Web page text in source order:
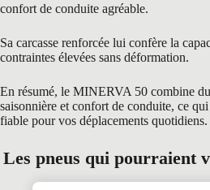
confort de conduite agréable.
Sa carcasse renforcée lui confère la
contraintes élevées sans déformation.
En résumé, le MINERVA 50 combine
saisonnière et confort de conduite, ce
fiable pour vos déplacements quotidiens.
Les pneus qui pourraient